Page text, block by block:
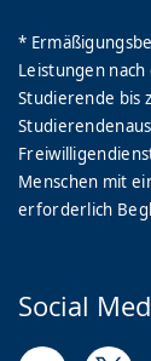
*
Leistungen
Studierende bis
Menschen mit
erforderlich
Social